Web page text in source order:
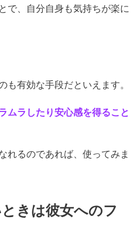
で、自分自身も気持ちが楽に
有効な手段だといえます。
ムラしたり安心感を得ること
れるのであれば、使ってみま
きは彼女へのフ